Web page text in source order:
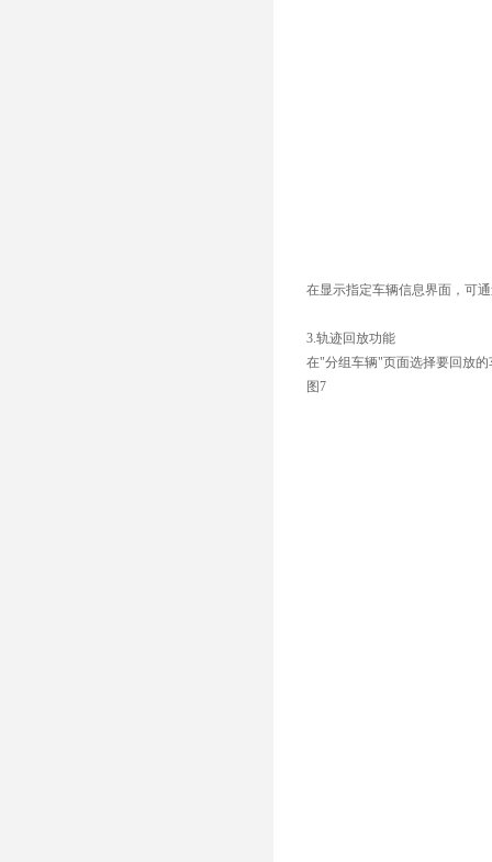
在显示指定车辆信息界面，可
3.轨迹回放功能
在"分组车辆"页面选择要回放
图7